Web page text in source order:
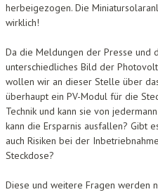
herbeigezogen. Die
wirklich!
Da die Meldungen der Presse und
unterschiedliches Bild der
wollen wir an dieser Stelle über
überhaupt ein PV-Modul für die
Technik und kann sie von
kann die Ersparnis ausfallen? Gibt
auch Risiken bei der
Steckdose?
Diese und weitere Fragen werden